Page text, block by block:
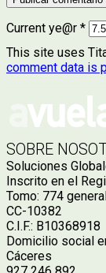
Current ye@r *
This site uses
comment data is
SOBRE
Soluciones
Inscrito en el
Tomo: 774
CC-10382
C.I.F.: B10368918
Domicilio social
Cáceres